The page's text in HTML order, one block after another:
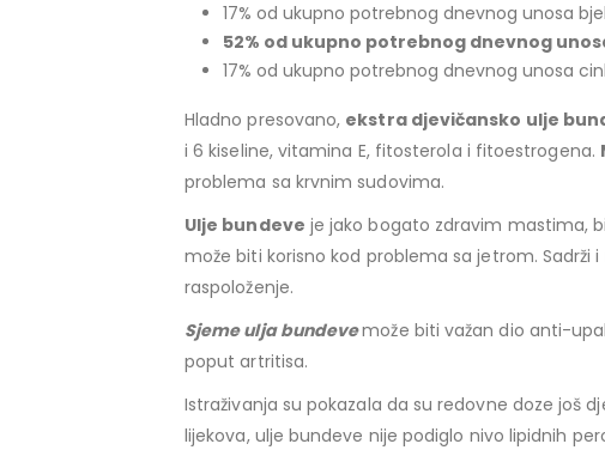
17% od ukupno potrebnog dnevnog unosa
52% od ukupno potrebnog dnevnog
17% od ukupno potrebnog dnevnog unosa
Hladno presovano, ekstra djevičansko ulje
i 6 kiseline, vitamina E, fitosterola i fitoestrogena.
problema sa krvnim sudovima.
Ulje bundeve je jako bogato zdravim mastima,
može biti korisno kod problema sa jetrom. Sadrži
raspoloženje.
Sjeme ulja bundevemože biti važan dio anti-
poput artritisa.
Istraživanja su pokazala da su redovne doze još
lijekova, ulje bundeve nije podiglo nivo lipidnih